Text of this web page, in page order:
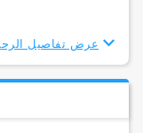
عرض تفاصيل